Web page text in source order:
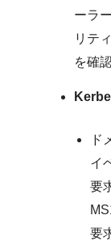
ーラ
リテ
を確
ド
イ
要
要